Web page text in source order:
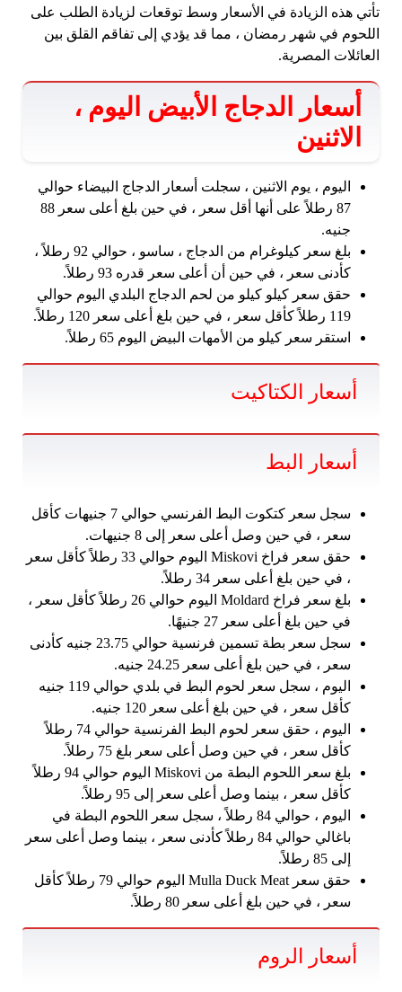
تأتي هذه الزيادة في الأسعار وسط توقعات لزيادة الطلب على
اللحوم في شهر رمضان ، مما قد يؤدي إلى تفاقم القلق بين
العائلات المصرية.
أسعار الدجاج الأبيض اليوم ،
الاثنين
اليوم ، يوم الاثنين ، سجلت أسعار الدجاج البيضاء حوالي
87 رطلاً على أنها أقل سعر ، في حين بلغ أعلى سعر 88
جنيه.
بلغ سعر كيلوغرام من الدجاج ، ساسو ، حوالي 92 رطلاً ،
كأدنى سعر ، في حين أن أعلى سعر قدره 93 رطلاً.
حقق سعر كيلو كيلو من لحم الدجاج البلدي اليوم حوالي
119 رطلاً كأقل سعر ، في حين بلغ أعلى سعر 120 رطلاً.
استقر سعر كيلو من الأمهات البيض اليوم 65 رطلاً.
أسعار الكتاكيت
أسعار البط
سجل سعر كتكوت البط الفرنسي حوالي 7 جنيهات كأقل
سعر ، في حين وصل أعلى سعر إلى 8 جنيهات.
حقق سعر فراخ Miskovi اليوم حوالي 33 رطلاً كأقل سعر
، في حين بلغ أعلى سعر 34 رطلاً.
بلغ سعر فراخ Moldard اليوم حوالي 26 رطلاً كأقل سعر ،
في حين بلغ أعلى سعر 27 جنيهًا.
سجل سعر بطة تسمين فرنسية حوالي 23.75 جنيه كأدنى
سعر ، في حين بلغ أعلى سعر 24.25 جنيه.
اليوم ، سجل سعر لحوم البط في بلدي حوالي 119 جنيه
كأقل سعر ، في حين بلغ أعلى سعر 120 جنيه.
اليوم ، حقق سعر لحوم البط الفرنسية حوالي 74 رطلاً
كأقل سعر ، في حين وصل أعلى سعر بلغ 75 رطلاً.
بلغ سعر اللحوم البطة من Miskovi اليوم حوالي 94 رطلاً
كأقل سعر ، بينما وصل أعلى سعر إلى 95 رطلاً.
اليوم ، حوالي 84 رطلاً ، سجل سعر اللحوم البطة في
باغالي حوالي 84 رطلاً كأدنى سعر ، بينما وصل أعلى سعر
إلى 85 رطلاً.
حقق سعر Mulla Duck Meat اليوم حوالي 79 رطلاً كأقل
سعر ، في حين بلغ أعلى سعر 80 رطلاً.
أسعار الروم